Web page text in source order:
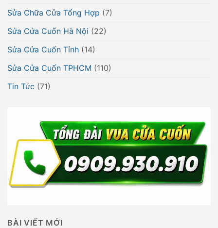
Sửa Chữa Cửa Tổng Hợp (7)
Sửa Cửa Cuốn Hà Nội (22)
Sửa Cửa Cuốn Tỉnh (14)
Sửa Cửa Cuốn TPHCM (110)
Tin Tức (71)
BÀI VIẾT MỚI